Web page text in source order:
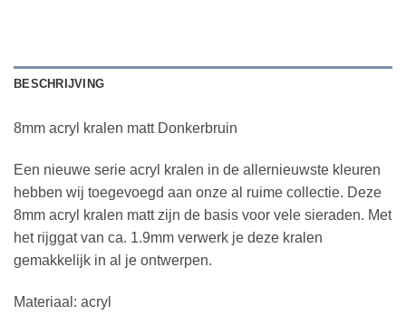
BESCHRIJVING
8mm acryl kralen matt Donkerbruin
Een nieuwe serie acryl kralen in de allernieuwste kleuren
hebben wij toegevoegd aan onze al ruime collectie. Deze
8mm acryl kralen matt zijn de basis voor vele sieraden. Met
het rijggat van ca. 1.9mm verwerk je deze kralen
gemakkelijk in al je ontwerpen.
Materiaal: acryl